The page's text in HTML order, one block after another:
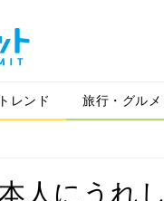
レンド 旅行・グルメ
人にうれ